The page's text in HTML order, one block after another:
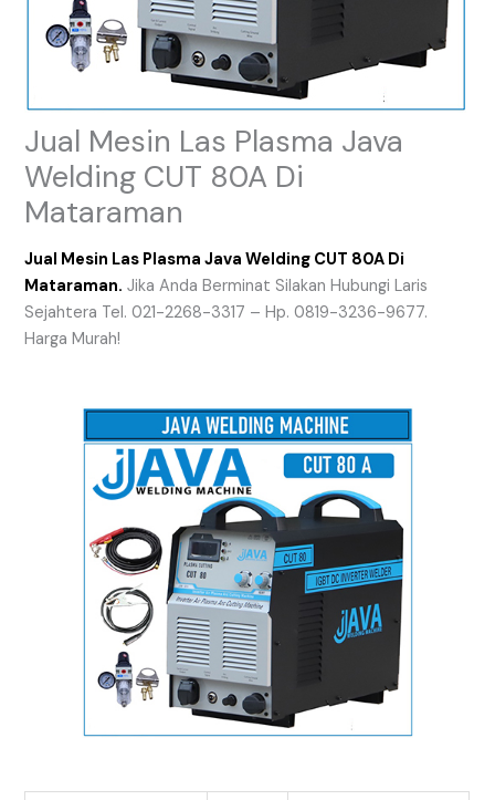
Jual Mesin Las Plasma Java
Welding CUT 80A Di
Mataraman
Jual Mesin Las Plasma Java Welding CUT 80A Di
Mataraman. Jika Anda Berminat Silakan Hubungi Laris
Sejahtera Tel. 021-2268-3317 – Hp. 0819-3236-9677.
Harga Murah!